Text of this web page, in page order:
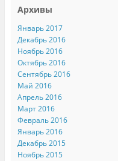
Архивы
Январь 2017
Декабрь 2016
Ноябрь 2016
Октябрь 2016
Сентябрь 2016
Май 2016
Апрель 2016
Март 2016
Февраль 2016
Январь 2016
Декабрь 2015
Ноябрь 2015